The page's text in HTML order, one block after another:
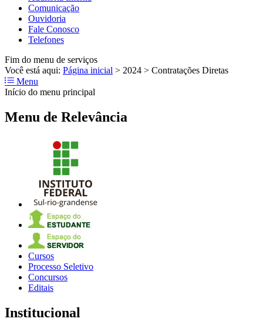
Comunicação
Ouvidoria
Fale Conosco
Telefones
Fim do menu de serviços
Você está aqui: Página inicial > 2024 > Contratações Diretas
Menu
Início do menu principal
Menu de Relevância
Cursos
Processo Seletivo
Concursos
Editais
Institucional